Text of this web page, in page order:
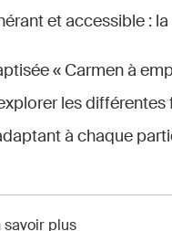
et accessible :
« Carmen à
les
à chaque
savoir plus